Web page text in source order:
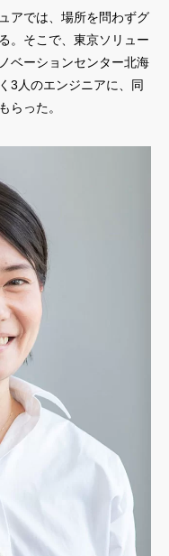
アでは、場所を問わずグ
。そこで、東京ソリュー
ベーションセンター北海
3人のエンジニアに、同
らった。